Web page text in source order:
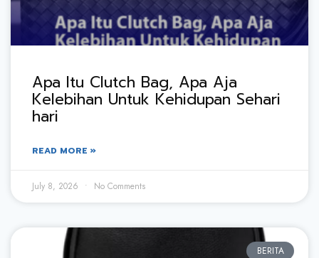
Apa Itu Clutch Bag, Apa Aja
Kelebihan Untuk Kehidupan Sehari
hari
READ MORE »
July 8, 2026 No Comments
BERITA